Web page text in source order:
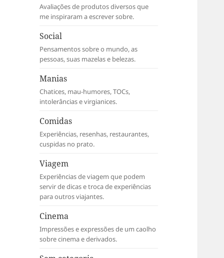
Avaliações de produtos diversos que
me inspiraram a escrever sobre.
Social
Pensamentos sobre o mundo, as
pessoas, suas mazelas e belezas.
Manias
Chatices, mau-humores, TOCs,
intolerâncias e virgianices.
Comidas
Experiências, resenhas, restaurantes,
cuspidas no prato.
Viagem
Experiências de viagem que podem
servir de dicas e troca de experiências
para outros viajantes.
Cinema
Impressões e expressões de um caolho
sobre cinema e derivados.